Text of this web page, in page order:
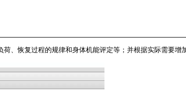
、恢复过程的规律和身体机能评定等；并根据实际需要增